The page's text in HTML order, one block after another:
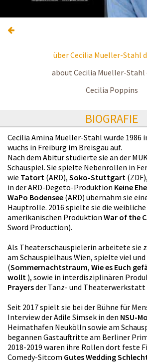
über Cecilia Mueller-Stahl
about Cecilia Mueller-Stahl
Cecilia Poppins
BIOGRAFIE
Cecilia Amina Mueller-Stahl wurde 1986
wuchs in Freiburg im Breisgau auf.
Nach dem Abitur studierte sie an der
Schauspiel. Sie spielte Nebenrollen in
wie Tatort (ARD), Soko-Stuttgart (ZDF),
in der ARD-Degeto-Produktion Keine
WaPo Bodensee (ARD) übernahm sie
Hauptrolle. 2016 spielte sie die
amerikanischen Produktion War of the
Sword Production).
Als Theaterschauspielerin arbeitete sie
am Schauspielhaus Wien, spielte viel
(Sommernachtstraum, Wie es Euch
wollt ), sowie in interdisziplinären
Prayersder Tanz- und Theaterwerkstatt
Seit 2017 spielt sie bei der Bühne für
Interview der Adile Simsek in den NSU-
Heimathafen Neukölln sowie am
begannen Gastauftritte am Berliner
2018-2019 waren ihre Rollen dort feste
Comedy-Sitcom Gutes Wedding